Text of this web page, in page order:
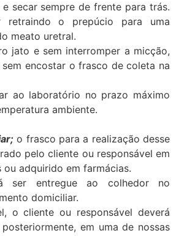
e secar sempre de frente para trás.
retraindo o prepúcio para uma
meato uretral.
jato e sem interromper a micção,
encostar o frasco de coleta na
ao laboratório no prazo máximo
ambiente.
o frasco para a realização desse
pelo cliente ou responsável em
ou adquirido em farmácias.
ser entregue ao colhedor no
domiciliar.
o cliente ou responsável deverá
em uma de nossas